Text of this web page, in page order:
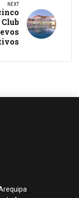
NEXT